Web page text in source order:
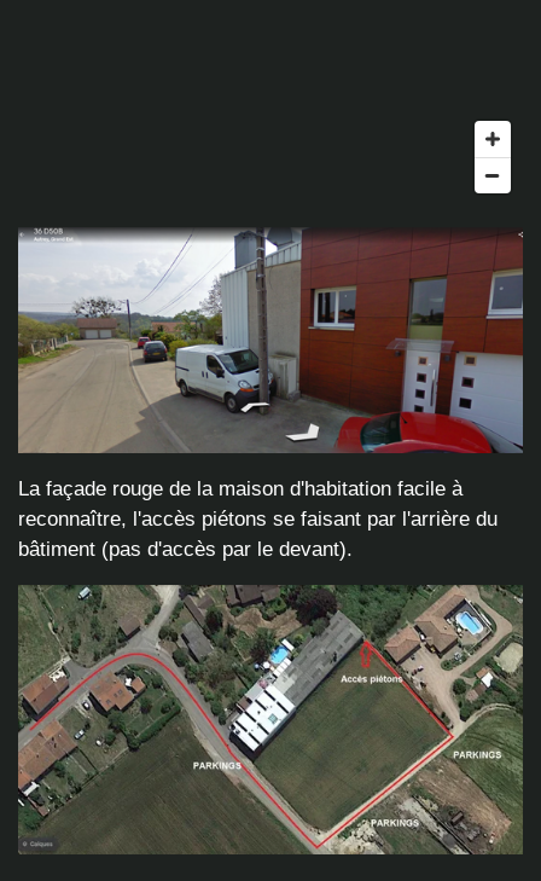
La façade rouge de la maison d'habitation facile à
reconnaître, l'accès piétons se faisant par l'arrière du
bâtiment (pas d'accès par le devant).